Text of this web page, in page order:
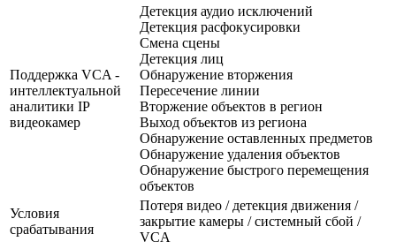
Поддержка VCA -
интеллектуальной
аналитики IP
видеокамер
Детекция аудио исключений
Детекция расфокусировки
Смена сцены
Детекция лиц
Обнаружение вторжения
Пересечение линии
Вторжение объектов в регион
Выход объектов из региона
Обнаружение оставленных предметов
Обнаружение удаления объектов
Обнаружение быстрого перемещения
объектов
Условия
срабатывания
Потеря видео / детекция движения /
закрытие камеры / системный сбой /
VCA